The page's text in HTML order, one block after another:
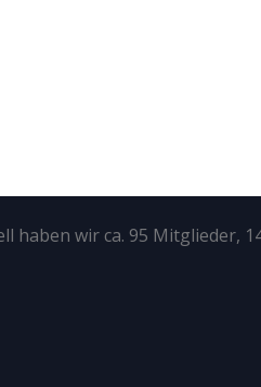
wir ca. 95 Mitglieder,